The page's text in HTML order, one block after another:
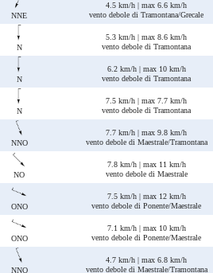
NNE
4.5 km/h | max 6.6 km/h
vento debole di Tramontana/Grecale
N
5.3 km/h | max 8.6 km/h
vento debole di Tramontana
N
6.2 km/h | max 10 km/h
vento debole di Tramontana
N
7.5 km/h | max 7.7 km/h
vento debole di Tramontana
NNO
7.7 km/h | max 9.8 km/h
vento debole di Maestrale/Tramontana
NO
7.8 km/h | max 11 km/h
vento debole di Maestrale
ONO
7.5 km/h | max 12 km/h
vento debole di Ponente/Maestrale
ONO
7.1 km/h | max 10 km/h
vento debole di Ponente/Maestrale
NNO
4.7 km/h | max 6.8 km/h
vento debole di Maestrale/Tramontana